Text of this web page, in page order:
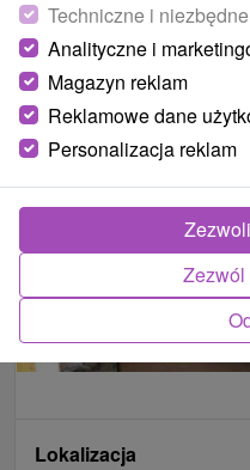
Lokalizacja
Techniczne i
Analityczne i
Magazyn reklam
Reklamowe dane
Personalizacja reklam